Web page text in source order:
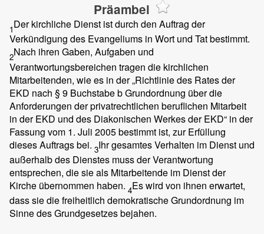
Präambel
1Der kirchliche Dienst ist durch den Auftrag der
Verkündigung des Evangeliums in Wort und Tat bestimmt.
2Nach ihren Gaben, Aufgaben und
Verantwortungsbereichen tragen die kirchlichen
Mitarbeitenden, wie es in der „Richtlinie des Rates der
EKD nach § 9 Buchstabe b Grundordnung über die
Anforderungen der privatrechtlichen beruflichen Mitarbeit
in der EKD und des Diakonischen Werkes der EKD“ in der
Fassung vom 1. Juli 2005 bestimmt ist, zur Erfüllung
dieses Auftrags bei. 3Ihr gesamtes Verhalten im Dienst und
außerhalb des Dienstes muss der Verantwortung
entsprechen, die sie als Mitarbeitende im Dienst der
Kirche übernommen haben. 4Es wird von ihnen erwartet,
dass sie die freiheitlich demokratische Grundordnung im
Sinne des Grundgesetzes bejahen.